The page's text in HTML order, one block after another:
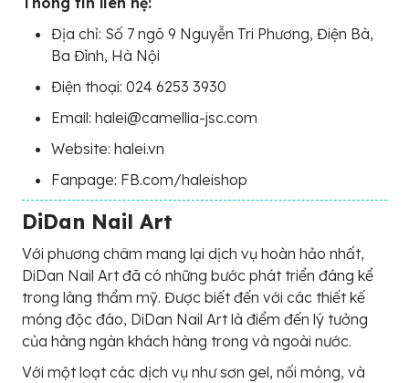
Địa chỉ: Số 7 ngõ 9 Nguyễn Tri Phương, Điện Bà,
Ba Đình, Hà Nội
Điện thoại: 024 6253 3930
Email: halei@camellia-jsc.com
Website: halei.vn
Fanpage: FB.com/haleishop
DiDan Nail Art
Với phương châm mang lại dịch vụ hoàn hảo nhất,
DiDan Nail Art đã có những bước phát triển đáng kể
trong làng thẩm mỹ. Được biết đến với các thiết kế
móng độc đáo, DiDan Nail Art là điểm đến lý tưởng
của hàng ngàn khách hàng trong và ngoài nước.
Với một loạt các dịch vụ như sơn gel, nối móng, và